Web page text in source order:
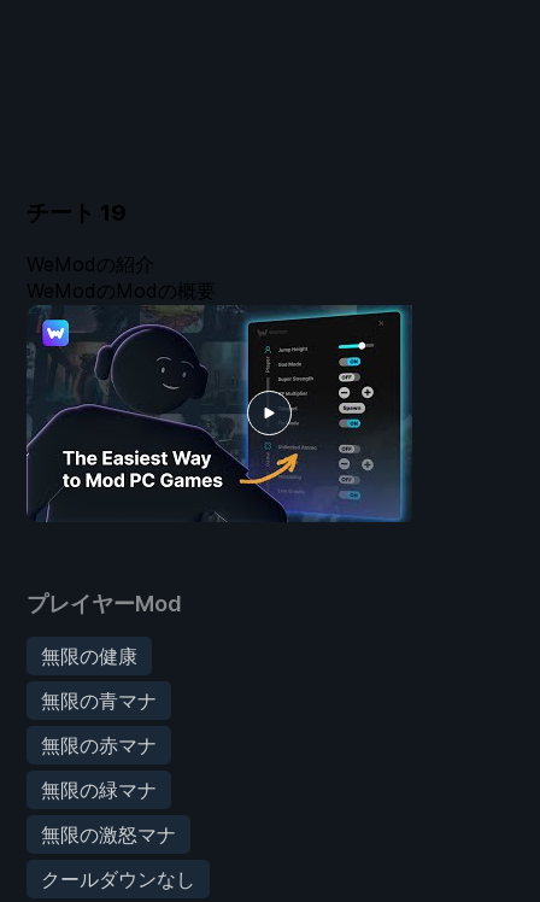
チート 19
プレイヤーMod
無限の健康
無限の青マナ
無限の赤マナ
無限の緑マナ
無限の激怒マナ
クールダウンなし
WeModの紹介
WeModのModの概要